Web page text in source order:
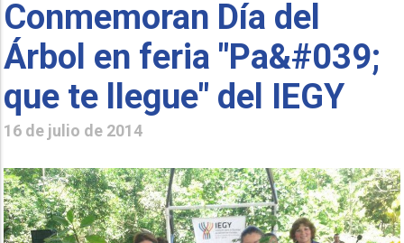
Conmemoran Día del
Árbol en feria "Pa&#039;
que te llegue" del IEGY
16 de julio de 2014